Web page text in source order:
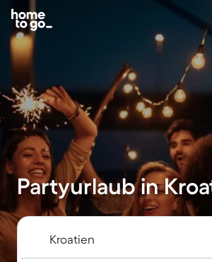
Partyurlaub in